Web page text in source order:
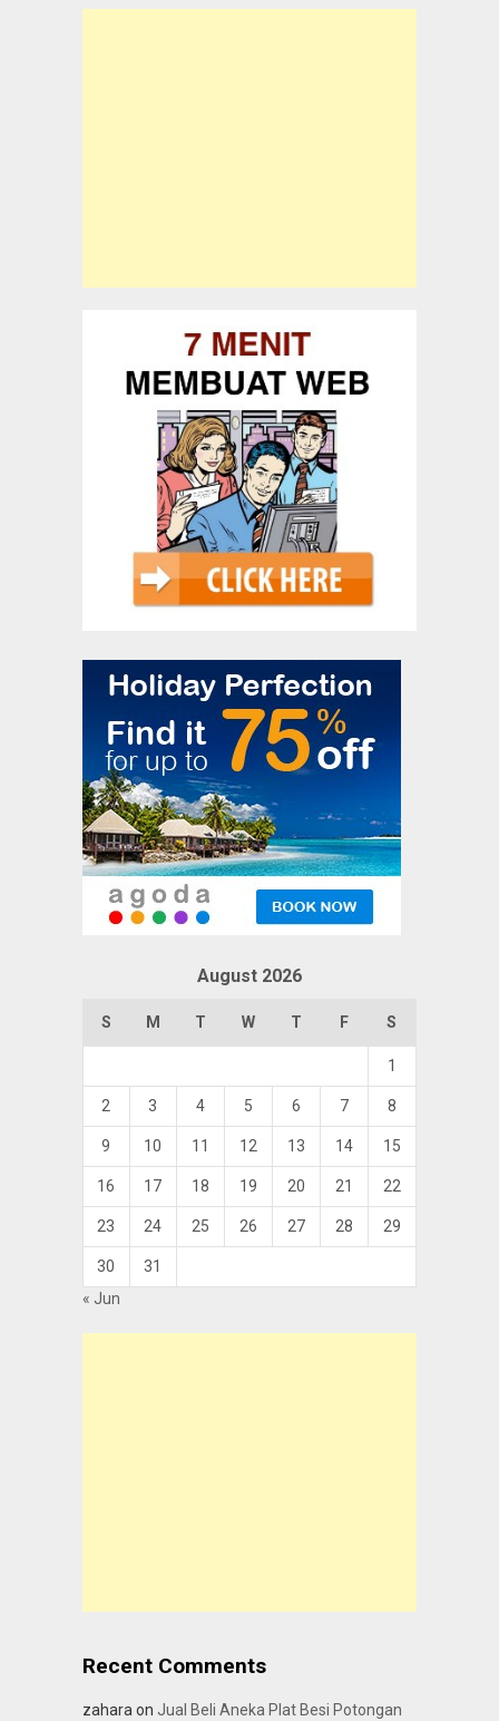
August 2026
S M T W T F S
1
2 3 4 5 6 7 8
9 10 11 12 13 14 15
16 17 18 19 20 21 22
23 24 25 26 27 28 29
30
31
« Jun
Recent Comments
zaharaon Jual Beli Aneka Plat Besi Potongan